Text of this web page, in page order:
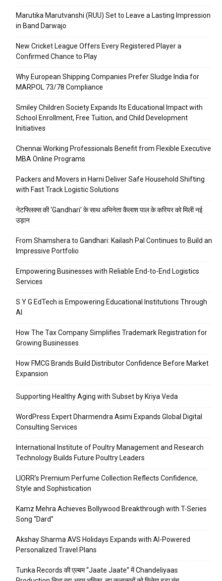
Marutika Marutvanshi (RUU) Set to Leave a Lasting Impression
in Band Darwajo
New Cricket League Offers Every Registered Player a
Confirmed Chance to Play
Why European Shipping Companies Prefer Sludge India for
MARPOL 73/78 Compliance
Smiley Children Society Expands Its Educational Impact with
School Enrollment, Free Tuition, and Child Development
Initiatives
Chennai Working Professionals Benefit from Flexible Executive
MBA Online Programs
Packers and Movers in Harni Deliver Safe Household Shifting
with Fast Track Logistic Solutions
नेटफ्लिक्स की ‘Gandhari’ के साथ अभिनेता कैलाश पाल के करियर को मिली नई
उड़ान
From Shamshera to Gandhari: Kailash Pal Continues to Build an
Impressive Portfolio
Empowering Businesses with Reliable End-to-End Logistics
Services
S Y G EdTech is Empowering Educational Institutions Through
AI
How The Tax Company Simplifies Trademark Registration for
Growing Businesses
How FMCG Brands Build Distributor Confidence Before Market
Expansion
Supporting Healthy Aging with Subset by Kriya Veda
WordPress Expert Dharmendra Asimi Expands Global Digital
Consulting Services
International Institute of Poultry Management and Research
Technology Builds Future Poultry Leaders
LIORR’s Premium Perfume Collection Reflects Confidence,
Style and Sophistication
Kamz Mehra Achieves Bollywood Breakthrough with T-Series
Song “Dard”
Akshay Sharma AVS Holidays Expands with AI-Powered
Personalized Travel Plans
Tunka Records की एल्बम “Jaate Jaate” में Chandeliyaas